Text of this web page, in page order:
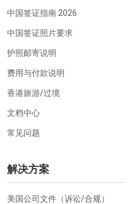
中国签证指南 2026
中国签证照片要求
护照邮寄说明
费用与付款说明
香港旅游/过境
文档中心
常见问题
解决方案
美国公司文件（诉讼/合规）